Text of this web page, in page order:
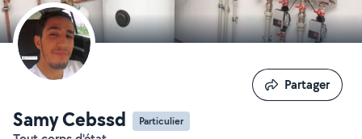
Samy Cebssd Particulier
Partager
Partager